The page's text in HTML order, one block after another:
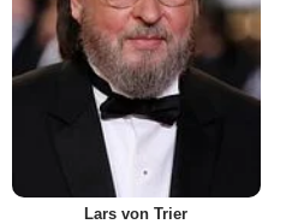
Lars von Trier